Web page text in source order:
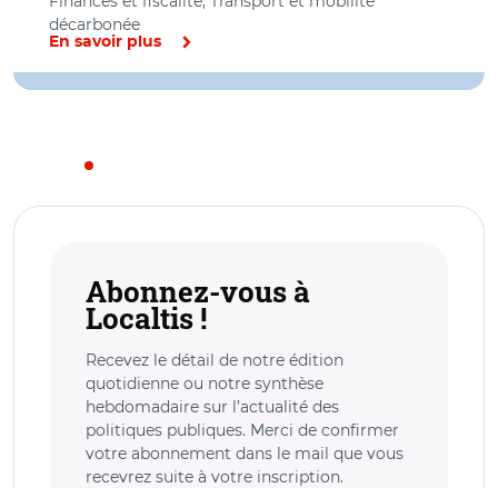
décarbonée
En savoir plus
Abonnez-vous à
Localtis !
Recevez le détail de notre édition
quotidienne ou notre synthèse
hebdomadaire sur l’actualité des
politiques publiques. Merci de confirmer
votre abonnement dans le mail que vous
recevrez suite à votre inscription.